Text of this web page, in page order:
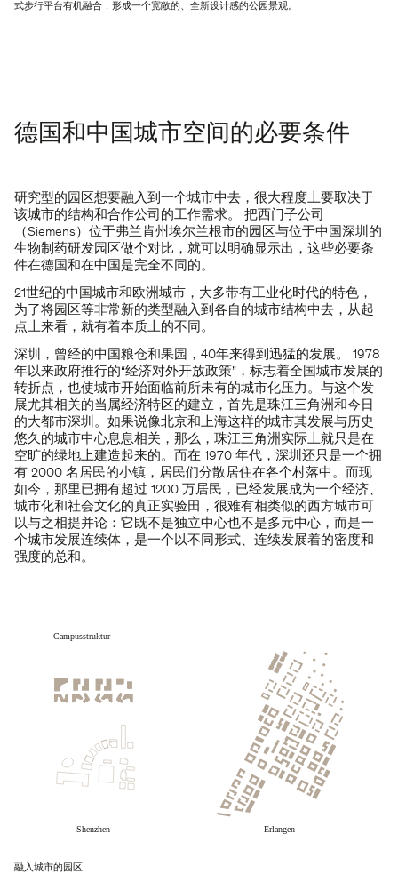
式步行平台有机融合，形成一个宽敞的、全新设计感的公园景观。
德国和中国城市空间的必要条件
研究型的园区想要融入到一个城市中去，很大程度上要取决于
该城市的结构和合作公司的工作需求。 把西门子公司
（Siemens）位于弗兰肯州埃尔兰根市的园区与位于中国深圳的
生物制药研发园区做个对比，就可以明确显示出，这些必要条
件在德国和在中国是完全不同的。
21世纪的中国城市和欧洲城市，大多带有工业化时代的特色，
为了将园区等非常新的类型融入到各自的城市结构中去，从起
点上来看，就有着本质上的不同。
深圳，曾经的中国粮仓和果园，40年来得到迅猛的发展。 1978
年以来政府推行的“经济对外开放政策”，标志着全国城市发展的
转折点，也使城市开始面临前所未有的城市化压力。与这个发
展尤其相关的当属经济特区的建立，首先是珠江三角洲和今日
的大都市深圳。如果说像北京和上海这样的城市其发展与历史
悠久的城市中心息息相关，那么，珠江三角洲实际上就只是在
空旷的绿地上建造起来的。而在 1970 年代，深圳还只是一个拥
有 2000 名居民的小镇，居民们分散居住在各个村落中。而现
如今，那里已拥有超过 1200 万居民，已经发展成为一个经济、
城市化和社会文化的真正实验田，很难有相类似的西方城市可
以与之相提并论：它既不是独立中心也不是多元中心，而是一
个城市发展连续体，是一个以不同形式、连续发展着的密度和
强度的总和。
融入城市的园区